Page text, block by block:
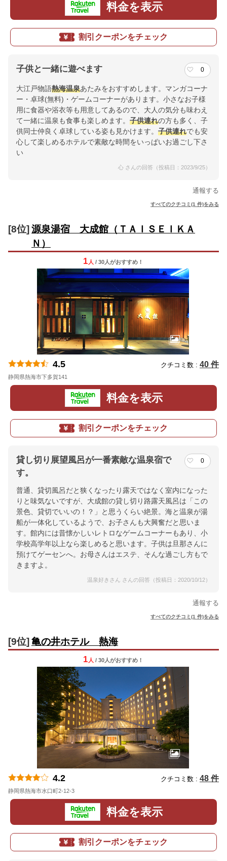
料金を表示
割引クーポンをチェック
子供と一緒に遊べます 0
大江戸物語熱海温泉あたみをおすすめします。マンガコーナ
ー・卓球(無料)・ゲームコーナーがあります。小さなお子様
用に食器や浴衣等も用意してあるので、大人の気分も味わえ
て一緒に温泉も食事も楽しめます。 子供連れの方も多く、子
供同士仲良く卓球している姿も見かけます。 子供連れでも安
心して楽しめるホテルで素敵な時間をいっぱいお過ごし下さ
い
心 さんの回答（投稿日：2023/9/25）
通報する
すべてのクチコミ(1 件)をみる
[8位] 源泉湯宿 大成館（ＴＡＩＳＥＩＫＡ
Ｎ）
1 人 / 30人がおすすめ！
4.5 クチコミ数 : 40 件
静岡県熱海市下多賀141
料金を表示
割引クーポンをチェック
貸し切り展望風呂が一番素敵な温泉宿で
す。
0
普通、貸切風呂だと狭くなったり露天ではなく室内になった
りと味気ないですが、大成館の貸し切り路露天風呂は「この
景色、貸切でいいの！？」と思うくらい絶景。海と温泉が湯
船が一体化しているようで、お子さんも大興奮だと思いま
す。館内には昔懐かしいレトロなゲームコーナーもあり、小
学校高学年以上なら楽しめると思います。子供は旦那さんに
預けてゲーセンへ。お母さんはエステ、そんな過ごし方もで
きますよ。
温泉好きさん さんの回答（投稿日：2020/10/12）
通報する
すべてのクチコミ(1 件)をみる
[9位] 亀の井ホテル 熱海
1 人 / 30人がおすすめ！
4.2 クチコミ数 : 48 件
静岡県熱海市水口町2-12-3
料金を表示
割引クーポンをチェック